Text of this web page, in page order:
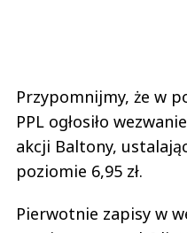
Przypomnijmy, że w
PPL ogłosiło
akcji Baltony,
poziomie 6,95 zł.
Pierwotnie zapisy w